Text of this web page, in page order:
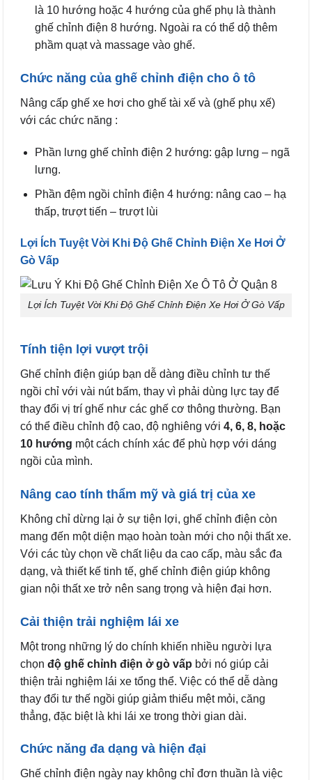
là 10 hướng hoặc 4 hướng của ghế phụ là thành
ghế chỉnh điện 8 hướng. Ngoài ra có thể dộ thêm
phầm quạt và massage vào ghế.
Chức năng của ghế chỉnh điện cho ô tô
Nâng cấp ghế xe hơi cho ghế tài xế và (ghế phụ xế)
với các chức năng :
Phần lưng ghế chỉnh điện 2 hướng: gập lưng – ngã
lưng.
Phần đệm ngồi chỉnh điện 4 hướng: nâng cao – hạ
thấp, trượt tiến – trượt lùi
Lợi Ích Tuyệt Vời Khi Độ Ghế Chỉnh Điện Xe Hơi Ở
Gò Vấp
Lợi Ích Tuyệt Vời Khi Độ Ghế Chỉnh Điện Xe Hơi Ở Gò Vấp
Tính tiện lợi vượt trội
Ghế chỉnh điện giúp bạn dễ dàng điều chỉnh tư thế
ngồi chỉ với vài nút bấm, thay vì phải dùng lực tay để
thay đổi vị trí ghế như các ghế cơ thông thường. Bạn
có thể điều chỉnh độ cao, độ nghiêng với 4, 6, 8, hoặc
10 hướng một cách chính xác để phù hợp với dáng
ngồi của mình.
Nâng cao tính thẩm mỹ và giá trị của xe
Không chỉ dừng lại ở sự tiện lợi, ghế chỉnh điện còn
mang đến một diện mạo hoàn toàn mới cho nội thất xe.
Với các tùy chọn về chất liệu da cao cấp, màu sắc đa
dạng, và thiết kế tinh tế, ghế chỉnh điện giúp không
gian nội thất xe trở nên sang trọng và hiện đại hơn.
Cải thiện trải nghiệm lái xe
Một trong những lý do chính khiến nhiều người lựa
chọn độ ghế chỉnh điện ở gò vấp bởi nó giúp cải
thiện trải nghiệm lái xe tổng thể. Việc có thể dễ dàng
thay đổi tư thế ngồi giúp giảm thiểu mệt mỏi, căng
thẳng, đặc biệt là khi lái xe trong thời gian dài.
Chức năng đa dạng và hiện đại
Ghế chỉnh điện ngày nay không chỉ đơn thuần là việc